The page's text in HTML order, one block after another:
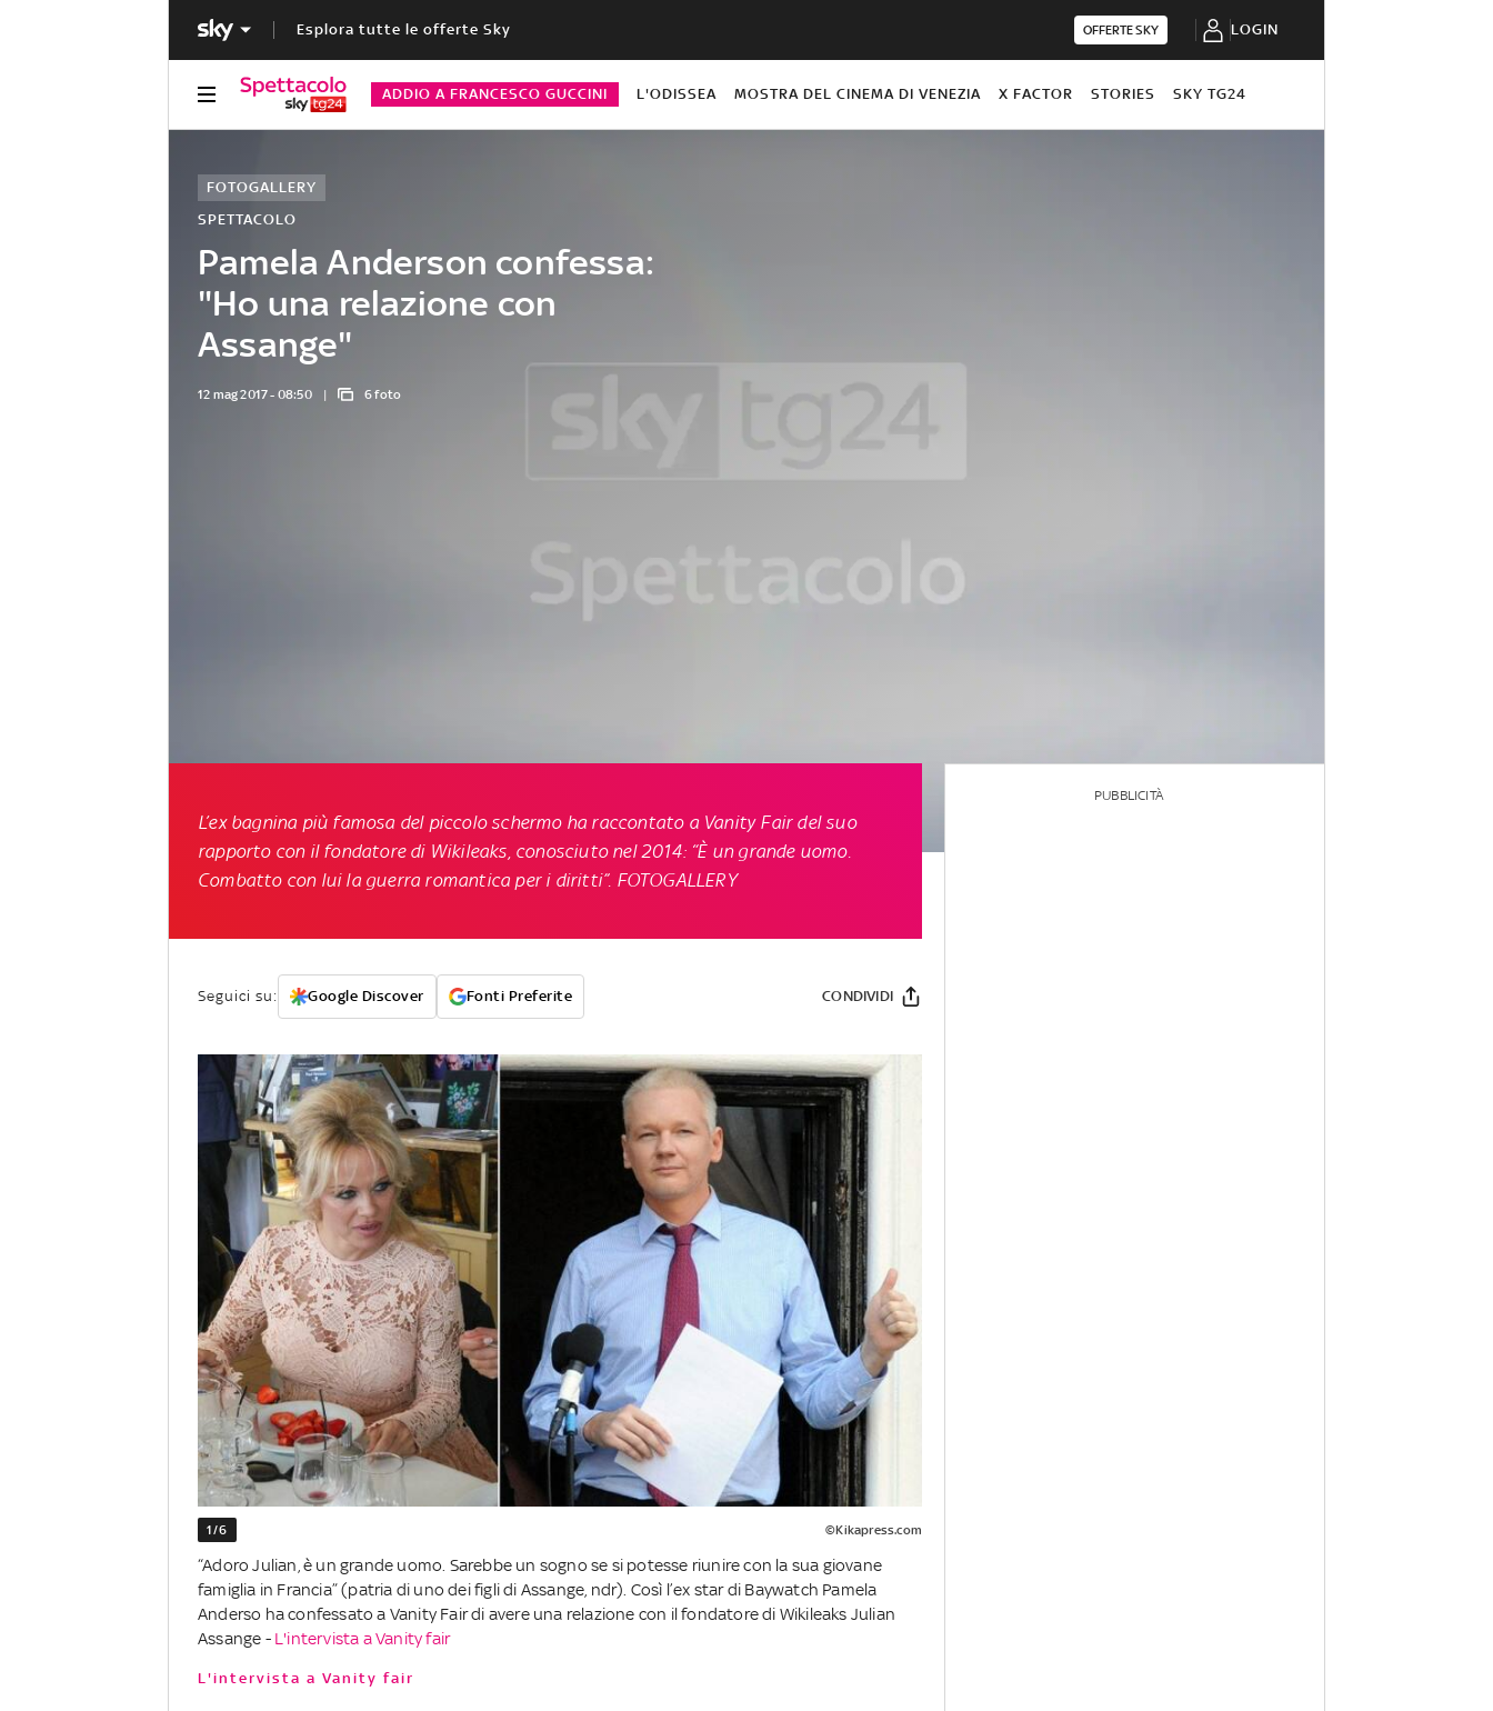
Esplora tutte le offerte Sky OFFERTE SKY LOGIN
ADDIO A FRANCESCO GUCCINI L'ODISSEA MOSTRA DEL CINEMA DI VENEZIA X FACTOR STORIES SKY TG24
Pamela Anderson confessa:
"Ho una relazione con
Assange"
SPETTACOLO
FOTOGALLERY
12 mag 2017 - 08:50 6 foto
L’ex bagnina più famosa del piccolo schermo ha raccontato a Vanity Fair del suo
rapporto con il fondatore di Wikileaks, conosciuto nel 2014: “È un grande uomo.
Combatto con lui la guerra romantica per i diritti”. FOTOGALLERY
Seguici su: Google Discover Fonti Preferite CONDIVIDI
1/6 ©Kikapress.com
“Adoro Julian, è un grande uomo. Sarebbe un sogno se si potesse riunire con la sua giovane
famiglia in Francia” (patria di uno dei figli di Assange, ndr). Così l’ex star di Baywatch Pamela
Anderso ha confessato a Vanity Fair di avere una relazione con il fondatore di Wikileaks Julian
Assange - L'intervista a Vanity fair
L'intervista a Vanity fair
PUBBLICITÀ